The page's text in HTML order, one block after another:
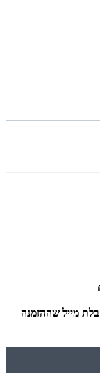
- לאחר קבלת מייל שההזמנה